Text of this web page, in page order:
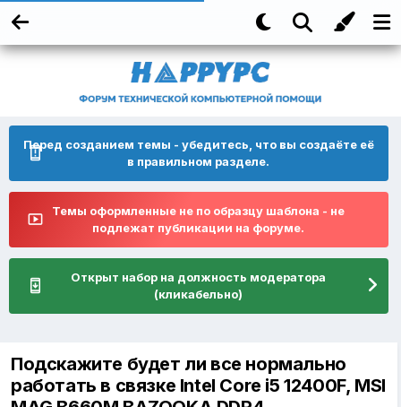
Перед созданием темы - убедитесь, что вы создаёте её
в правильном разделе.
Темы оформленные не по образцу шаблона - не
подлежат публикации на форуме.
Открыт набор на должность модератора
(кликабельно)
Подскажите будет ли все нормально
работать в связке Intel Core i5 12400F, MSI